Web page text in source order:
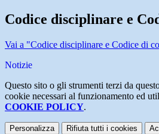
Codice disciplinare e
Vai a "Codice disciplinare e Codice di
Notizie
Questo sito o gli strumenti terzi da
cookie necessari al funzionamento ed
COOKIE POLICY.
Personalizza Rifiuta tutti i cookies